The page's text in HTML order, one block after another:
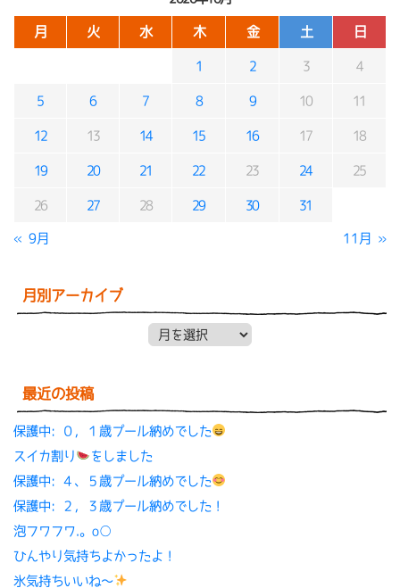
月 火 水 木 金 土 日
1 2 3 4
5 6 7 8 9 10 11
12 13 14 15 16 17 18
19 20 21 22 23 24 25
26 27 28 29 30 31
« 9月 11月 »
月別アーカイブ
最近の投稿
保護中: ０，１歳プール納めでした
スイカ割り
をしました
保護中: ４、５歳プール納めでした
保護中: ２，３歳プール納めでした！
泡フワフワ.。o○
ひんやり気持ちよかったよ！
氷気持ちいいね〜